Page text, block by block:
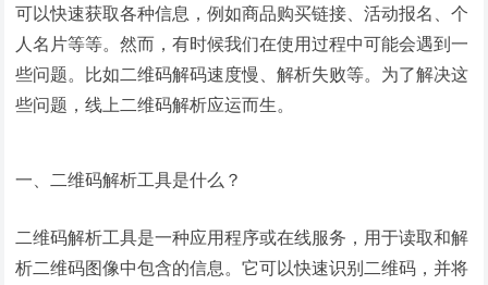
可以快速获取各种信息，例如商品购买链接、活动报名、个
人名片等等。然而，有时候我们在使用过程中可能会遇到一
些问题。比如二维码解码速度慢、解析失败等。为了解决这
些问题，线上二维码解析应运而生。
一、二维码解析工具是什么？
二维码解析工具是一种应用程序或在线服务，用于读取和解
析二维码图像中包含的信息。它可以快速识别二维码，并将